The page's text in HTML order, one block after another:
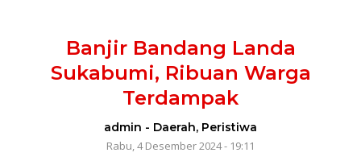
Banjir Bandang Landa
Sukabumi, Ribuan Warga
Terdampak
admin - Daerah, Peristiwa
Rabu, 4 Desember 2024 - 19:11